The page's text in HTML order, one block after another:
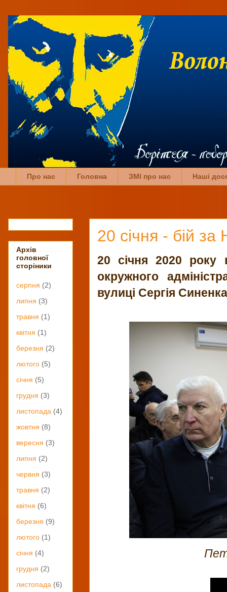
Про нас Головна ЗМІ про нас Наші
20 січня - бій
20 січня 2020 року
окружного
вулиці Сергія
Архів
головної
сторіники
серпня (2)
липня (3)
травня (1)
квітня (1)
березня (2)
лютого (5)
січня (5)
грудня (3)
листопада (4)
жовтня (8)
вересня (3)
липня (2)
червня (3)
травня (2)
квітня (6)
березня (9)
лютого (1)
січня (4)
грудня (2)
листопада (6)